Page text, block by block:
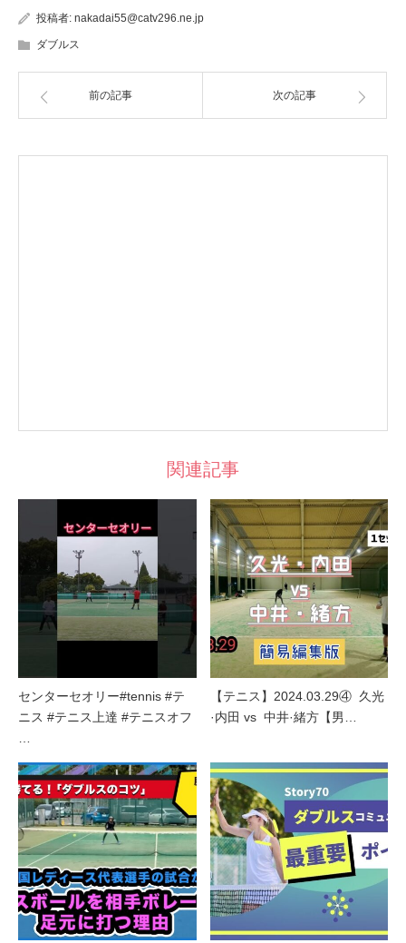
投稿者: nakadai55@catv296.ne.jp
ダブルス
前の記事 次の記事
関連記事
センターセオリー#tennis #テ
ニス #テニス上達 #テニスオフ
【テニス】2024.03.29④ 久光
·内田 vs 中井·緒方【男…